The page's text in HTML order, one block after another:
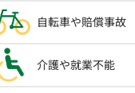
自転車や賠償事故
介護や就業不能